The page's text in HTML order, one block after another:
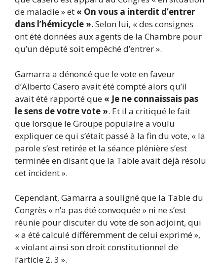
de maladie » et « On vous a interdit d’entrer
dans l’hémicycle ». Selon lui, « des consignes
ont été données aux agents de la Chambre pour
qu’un député soit empêché d’entrer ».
Gamarra a dénoncé que le vote en faveur
d’Alberto Casero avait été compté alors qu’il
avait été rapporté que « Je ne connaissais pas
le sens de votre vote ». Et il a critiqué le fait
que lorsque le Groupe populaire a voulu
expliquer ce qui s’était passé à la fin du vote, « la
parole s’est retirée et la séance plénière s’est
terminée en disant que la Table avait déjà résolu
cet incident ».
Cependant, Gamarra a souligné que la Table du
Congrès « n’a pas été convoquée » ni ne s’est
réunie pour discuter du vote de son adjoint, qui
« a été calculé différemment de celui exprimé »,
« violant ainsi son droit constitutionnel de
l’article 2. 3 ».